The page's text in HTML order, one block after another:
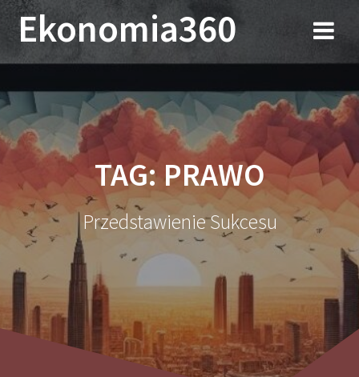
do
treści
Ekonomia360
TAG:PRAWO
Przedstawienie Sukcesu